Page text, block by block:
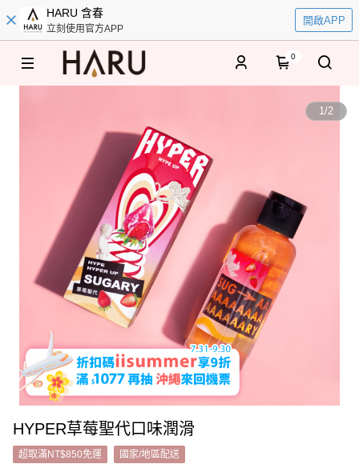
HARU 含春
立刻使用官方APP
開啟APP
0
1/2
HYPER草莓聖代口味潤滑
超取滿NT$850免運 國家/地區配送